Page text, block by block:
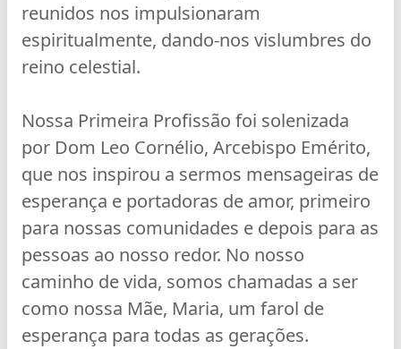
reunidos nos impulsionaram
espiritualmente, dando-nos vislumbres do
reino celestial.
Nossa Primeira Profissão foi solenizada
por Dom Leo Cornélio, Arcebispo Emérito,
que nos inspirou a sermos mensageiras de
esperança e portadoras de amor, primeiro
para nossas comunidades e depois para as
pessoas ao nosso redor. No nosso
caminho de vida, somos chamadas a ser
como nossa Mãe, Maria, um farol de
esperança para todas as gerações.